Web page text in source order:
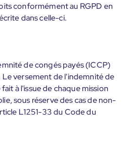
conformément au RGPD en
dans celle-ci.
de congés payés (ICCP)
versement de l'indemnité de
à l'issue de chaque mission
sous réserve des cas de non-
L1251-33 du Code du